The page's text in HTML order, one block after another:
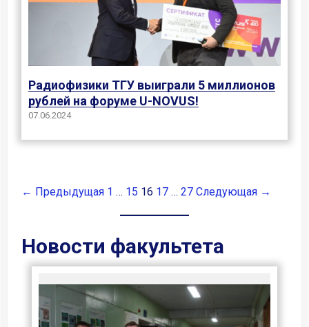
Радиофизики ТГУ выиграли 5 миллионов
рублей на форуме U-NOVUS!
07.06.2024
← Предыдущая 1 … 15 16 17 … 27 Следующая →
Новости факультета